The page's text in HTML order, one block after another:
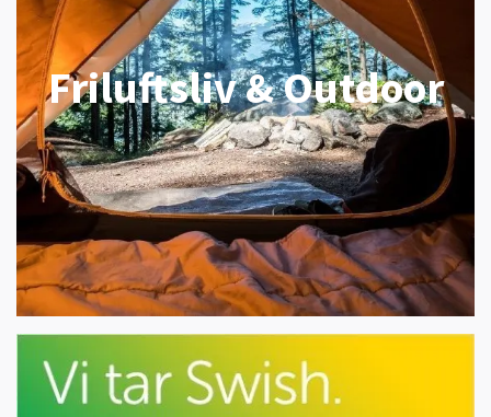
Friluftsliv & Outdoor